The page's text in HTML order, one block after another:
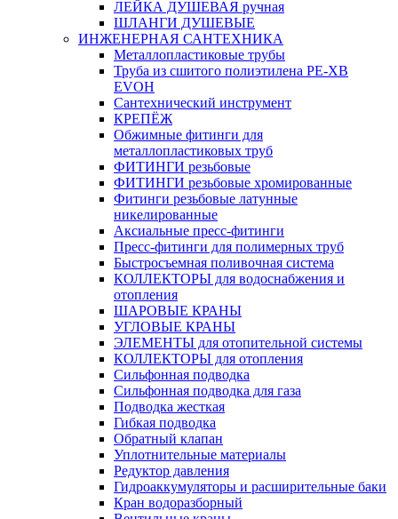
ЛЕЙКА ДУШЕВАЯ ручная
ШЛАНГИ ДУШЕВЫЕ
ИНЖЕНЕРНАЯ САНТЕХНИКА
Металлопластиковые трубы
Труба из сшитого полиэтилена PE-XB
EVOH
Сантехнический инструмент
КРЕПЁЖ
Обжимные фитинги для
металлопластиковых труб
ФИТИНГИ резьбовые
ФИТИНГИ резьбовые хромированные
Фитинги резьбовые латунные
никелированные
Аксиальные пресс-фитинги
Пресс-фитинги для полимерных труб
Быстросъемная поливочная система
КОЛЛЕКТОРЫ для водоснабжения и
отопления
ШАРОВЫЕ КРАНЫ
УГЛОВЫЕ КРАНЫ
ЭЛЕМЕНТЫ для отопительной системы
КОЛЛЕКТОРЫ для отопления
Сильфонная подводка
Cильфонная подводка для газа
Подводка жесткая
Гибкая подводка
Обратный клапан
Уплотнительные материалы
Редуктор давления
Гидроаккумуляторы и расширительные баки
Кран водоразборный